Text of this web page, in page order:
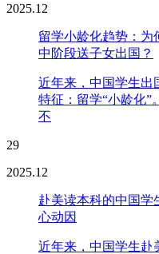
2025.12
留学小龄化趋势：为
中阶段送子女出国？
近年来，中国学生出
特征：留学“小龄化”
不
29
2025.12
赴美读本科的中国学
心动因
近年来，中国学生赴